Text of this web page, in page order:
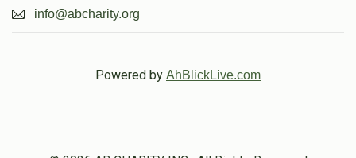
info@abcharity.org
Powered by AhBlickLive.com